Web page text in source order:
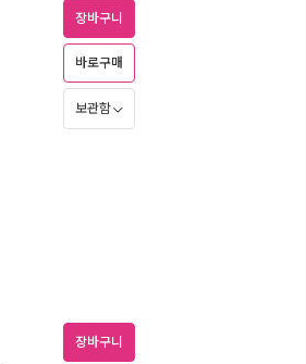
장바구니
바로구매
보관함
장바구니